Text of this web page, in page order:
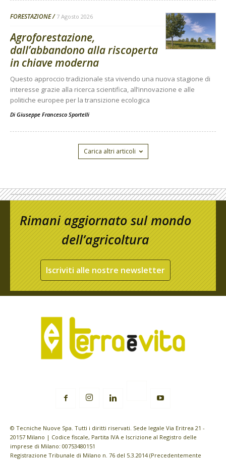
FORESTAZIONE 7 Agosto 2026
Agroforestazione,
dall’abbandono alla riscoperta
in chiave moderna
Questo approccio tradizionale sta vivendo una nuova stagione di
interesse grazie alla ricerca scientifica, all’innovazione e alle
politiche europee per la transizione ecologica
Di Giuseppe Francesco Sportelli
Carica altri articoli
Rimani aggiornato sul mondo
dell’agricoltura
Iscriviti alle nostre newsletter
© Tecniche Nuove Spa. Tutti i diritti riservati. Sede legale Via Eritrea 21 -
20157 Milano | Codice fiscale, Partita IVA e Iscrizione al Registro delle
imprese di Milano: 00753480151
Registrazione Tribunale di Milano n. 76 del 5.3.2014 (Precedentemente